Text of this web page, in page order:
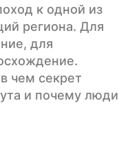
к одной из
региона. Для
для
чем секрет
и почему люди